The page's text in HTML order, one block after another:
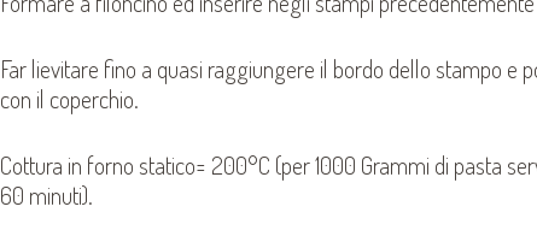
Far lievitare fino a quasi raggiungere il bordo dello stampo e
con il coperchio.
Cottura in forno statico= 200°C (per 1000 Grammi di pasta
60 minuti).